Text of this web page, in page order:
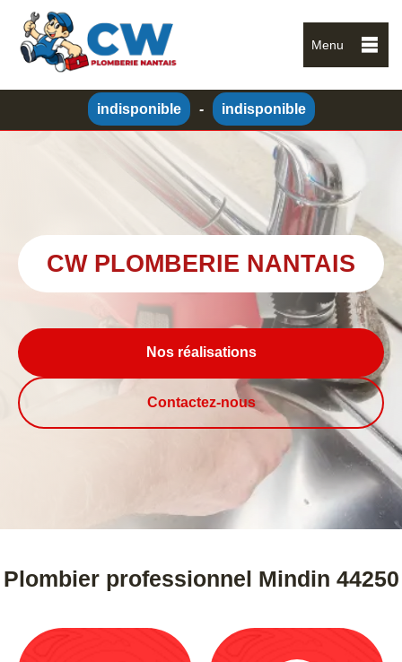
Menu
indisponible - indisponible
CW PLOMBERIE NANTAIS
Nos réalisations
Contactez-nous
Plombier professionnel Mindin 44250